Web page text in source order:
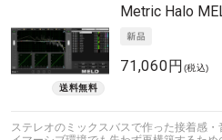
Metric Halo
71,060円 (税込)
ステレオのミックスバスで作った接着感・